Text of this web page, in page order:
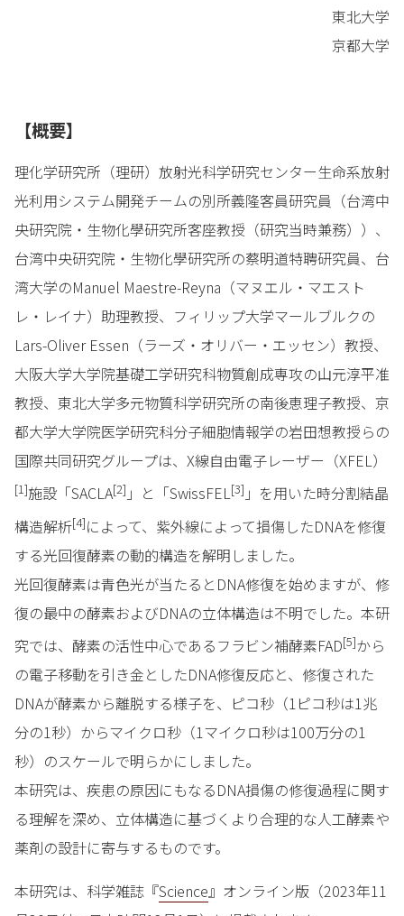
東北大学
京都大学
【概要】
理化学研究所（理研）放射光科学研究センター生命系放射
光利用システム開発チームの別所義隆客員研究員（台湾中
央研究院・生物化學研究所客座教授（研究当時兼務））、
台湾中央研究院・生物化學研究所の蔡明道特聘研究員、台
湾大学のManuel Maestre-Reyna（マヌエル・マエスト
レ・レイナ）助理教授、フィリップ大学マールブルクの
Lars-Oliver Essen（ラーズ・オリバー・エッセン）教授、
大阪大学大学院基礎工学研究科物質創成専攻の山元淳平准
教授、東北大学多元物質科学研究所の南後恵理子教授、京
都大学大学院医学研究科分子細胞情報学の岩田想教授らの
国際共同研究グループは、X線自由電子レーザー（XFEL）
[1]施設「SACLA[2] 」と「SwissFEL[3] 」を用いた時分割結晶
構造解析[4]によって、紫外線によって損傷したDNAを修復
する光回復酵素の動的構造を解明しました。
光回復酵素は青色光が当たるとDNA修復を始めますが、修
復の最中の酵素およびDNAの立体構造は不明でした。本研
究では、酵素の活性中心であるフラビン補酵素FAD[5]から
の電子移動を引き金としたDNA修復反応と、修復された
DNAが酵素から離脱する様子を、ピコ秒（1ピコ秒は1兆
分の1秒）からマイクロ秒（1マイクロ秒は100万分の1
秒）のスケールで明らかにしました。
本研究は、疾患の原因にもなるDNA損傷の修復過程に関す
る理解を深め、立体構造に基づくより合理的な人工酵素や
薬剤の設計に寄与するものです。
本研究は、科学雑誌『Science』オンライン版（2023年11